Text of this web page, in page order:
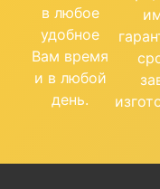
в любое
удобное
Вам время
и в любой
день.